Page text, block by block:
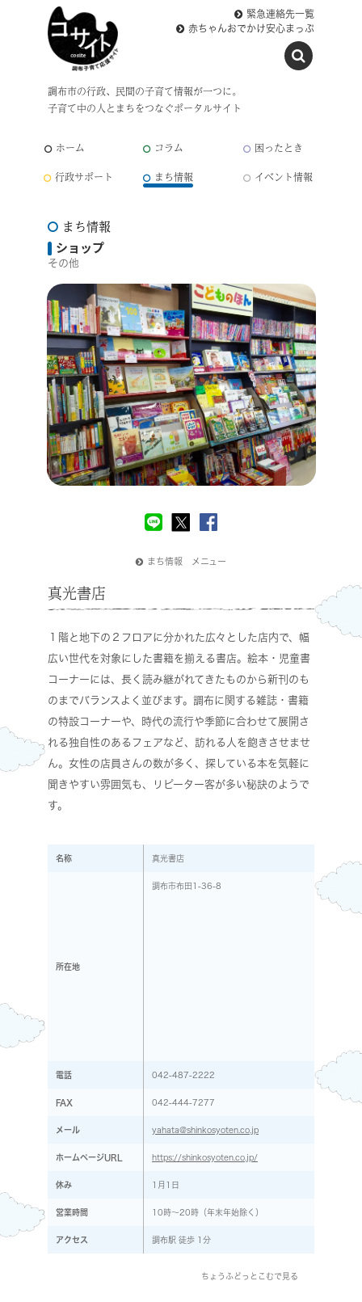
調布市の行政、民間の子育て情報が一つに。
子育て中の人とまちをつなぐポータルサイト
緊急連絡先一覧
赤ちゃんおでかけ安心まっぷ
ホーム コラム
困ったとき
行政サポート
まち情報 イベント情報
まち情報
ショップ
その他
まち情報 メニュー
真光書店
１階と地下の２フロアに分かれた広々とした店内で、幅
広い世代を対象にした書籍を揃える書店。絵本・児童書
コーナーには、長く読み継がれてきたものから新刊のも
のまでバランスよく並びます。調布に関する雑誌・書籍
の特設コーナーや、時代の流行や季節に合わせて展開さ
れる独自性のあるフェアなど、訪れる人を飽きさせませ
ん。女性の店員さんの数が多く、探している本を気軽に
聞きやすい雰囲気も、リピーター客が多い秘訣のようで
す。
名称 真光書店
所在地
調布市布田1-36-8
電話 042-487-2222
FAX 042-444-7277
メール yahata@shinkosyoten.co.jp
ホームページURL https://shinkosyoten.co.jp/
休み 1月1日
営業時間 10時～20時（年末年始除く）
アクセス 調布駅 徒歩 1分
ちょうふどっとこむで見る